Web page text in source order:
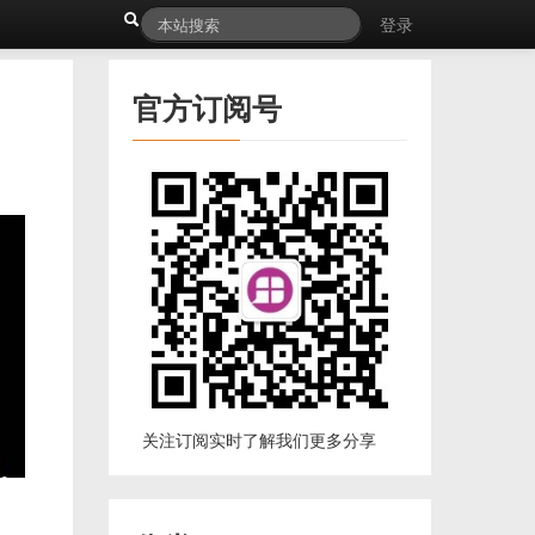
登录
官方订阅号
关注订阅实时了解我们更多分享